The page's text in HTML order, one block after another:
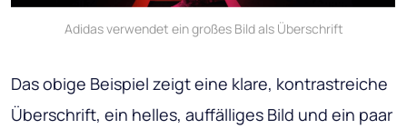
Adidas verwendet ein großes Bild als Überschrift
Das obige Beispiel zeigt eine klare, kontrastreiche
Überschrift, ein helles, auffälliges Bild und ein paar